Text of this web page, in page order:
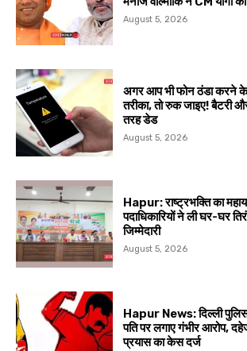
August 5, 2026
अगर आप भी फोन ठंडा करने
तरीका, तो रुक जाइए! बैटरी
तरह डेड
August 5, 2026
Hapur: राष्ट्रभक्ति का
पदाधिकारियों ने ली घर-घर
जिम्मेदारी
August 5, 2026
Hapur News: दिल्ली पुलिस
पति पर लगाए गंभीर आरोप,
प्रयास का केस दर्ज